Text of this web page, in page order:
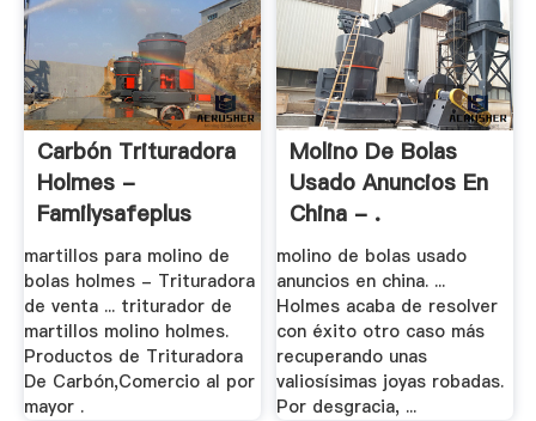
Carbón Trituradora
Holmes -
Familysafeplus
martillos para molino de
bolas holmes - Trituradora
de venta ... triturador de
martillos molino holmes.
Productos de Trituradora
De Carbón,Comercio al por
mayor .
Molino De Bolas
Usado Anuncios En
China - .
molino de bolas usado
anuncios en china. ...
Holmes acaba de resolver
con éxito otro caso más
recuperando unas
valiosísimas joyas robadas.
Por desgracia, ...